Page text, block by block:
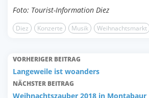
Foto: Tourist-Information Diez
Diez Konzerte Musik Weihnachtsmarkt
VORHERIGER BEITRAG
Langeweile ist woanders
NÄCHSTER BEITRAG
Weihnachtszauber 2018 in Montabaur